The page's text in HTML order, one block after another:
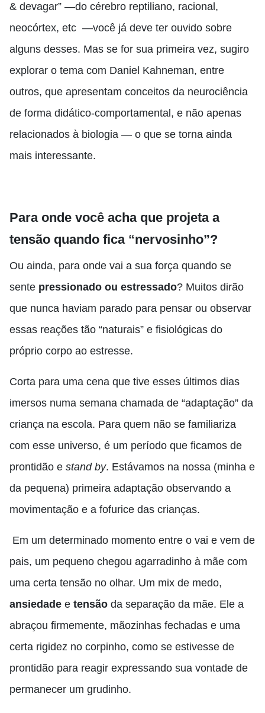
& devagar” —do cérebro reptiliano, racional,
neocórtex, etc —você já deve ter ouvido sobre
alguns desses. Mas se for sua primeira vez, sugiro
explorar o tema com Daniel Kahneman, entre
outros, que apresentam conceitos da neurociência
de forma didático-comportamental, e não apenas
relacionados à biologia — o que se torna ainda
mais interessante.
Para onde você acha que projeta a
tensão quando fica “nervosinho”?
Ou ainda, para onde vai a sua força quando se
sente pressionado ou estressado? Muitos dirão
que nunca haviam parado para pensar ou observar
essas reações tão “naturais” e fisiológicas do
próprio corpo ao estresse.
Corta para uma cena que tive esses últimos dias
imersos numa semana chamada de “adaptação” da
criança na escola. Para quem não se familiariza
com esse universo, é um período que ficamos de
prontidão e stand by. Estávamos na nossa (minha e
da pequena) primeira adaptação observando a
movimentação e a fofurice das crianças.
Em um determinado momento entre o vai e vem de
pais, um pequeno chegou agarradinho à mãe com
uma certa tensão no olhar. Um mix de medo,
ansiedade e tensão da separação da mãe. Ele a
abraçou firmemente, mãozinhas fechadas e uma
certa rigidez no corpinho, como se estivesse de
prontidão para reagir expressando sua vontade de
permanecer um grudinho.